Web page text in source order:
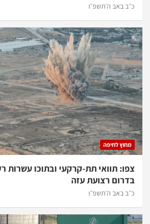
כ״ב באב ה׳תשפ״ו
מחוץ לחיפה
צפו: תוואי תת-קרקעי ובתוכו עשרות
בדרום רצועת עזה
כ״ב באב ה׳תשפ״ו